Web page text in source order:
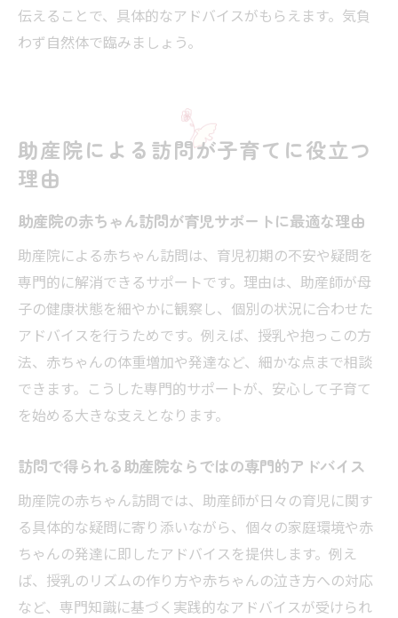
伝えることで、具体的なアドバイスがもらえます。気負
わず自然体で臨みましょう。
助産院による訪問が子育てに役立つ
理由
助産院の赤ちゃん訪問が育児サポートに最適な理由
助産院による赤ちゃん訪問は、育児初期の不安や疑問を
専門的に解消できるサポートです。理由は、助産師が母
子の健康状態を細やかに観察し、個別の状況に合わせた
アドバイスを行うためです。例えば、授乳や抱っこの方
法、赤ちゃんの体重増加や発達など、細かな点まで相談
できます。こうした専門的サポートが、安心して子育て
を始める大きな支えとなります。
訪問で得られる助産院ならではの専門的アドバイス
助産院の赤ちゃん訪問では、助産師が日々の育児に関す
る具体的な疑問に寄り添いながら、個々の家庭環境や赤
ちゃんの発達に即したアドバイスを提供します。例え
ば、授乳のリズムの作り方や赤ちゃんの泣き方への対応
など、専門知識に基づく実践的なアドバイスが受けられ